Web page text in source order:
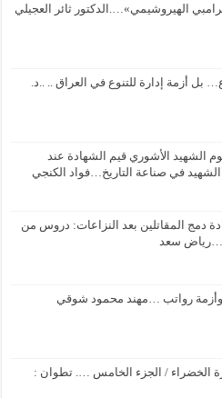
الهيروشيمي»….الدكتور ثائر العجيلي
بل أزمة إدارة للتنوع في العراق .. ..د.
الشهيد الأشوري قيم الشهادة عند
الشهيد في صناعة التاريخ…فواد الكنجي
دمج المقاتلين بعد النزاعات: دروس من
سعد
وأزمة رواتب …مهند محمود شوقي
الخضراء / الجزء الخامس …. تطوان :